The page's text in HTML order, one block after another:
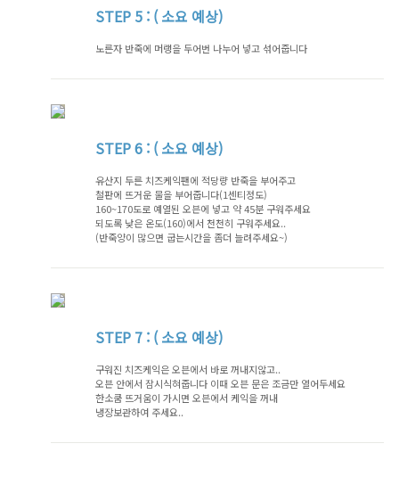
STEP5 : ( 소요 예상)
노른자 반죽에 머랭을 두어번 나누어 넣고 섞어줍니다
STEP6 : ( 소요 예상)
유산지 두른 치즈케익팬에 적당량 반죽을 부어주고
철판에 뜨거운 물을 부어줍니다(1센티정도)
160~170도로 예열된 오븐에 넣고 약 45분 구워주세요
되도록 낮은 온도(160)에서 천천히 구워주세요..
(반죽양이 많으면 굽는시간을 좀더 늘려주세요~)
STEP7 : ( 소요 예상)
구워진 치즈케익은 오븐에서 바로 꺼내지않고..
오븐 안에서 잠시식혀줍니다 이때 오븐 문은 조금만 열어두세요
한소쿰 뜨거움이 가시면 오븐에서 케익을 꺼내
냉장보관하여 주세요..